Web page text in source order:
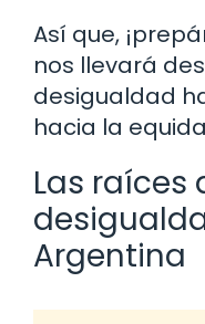
Así que,
nos llevará
desigualdad
hacia la
Las raíces
Argentina